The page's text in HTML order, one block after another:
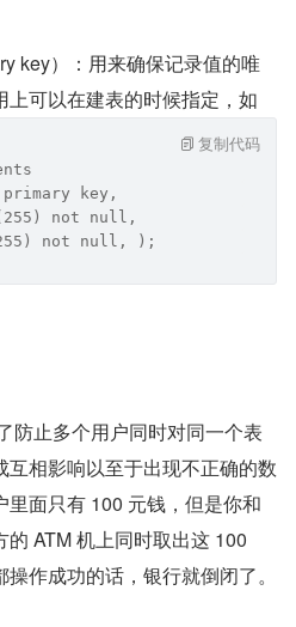
key）：用来确保记录值的唯
可以在建表的时候指定，如
key,
not null,
not null, );
复制代码
防止多个用户同时对同一个表
相影响以至于出现不正确的数
面只有 100 元钱，但是你和
ATM 机上同时取出这 100
作成功的话，银行就倒闭了。